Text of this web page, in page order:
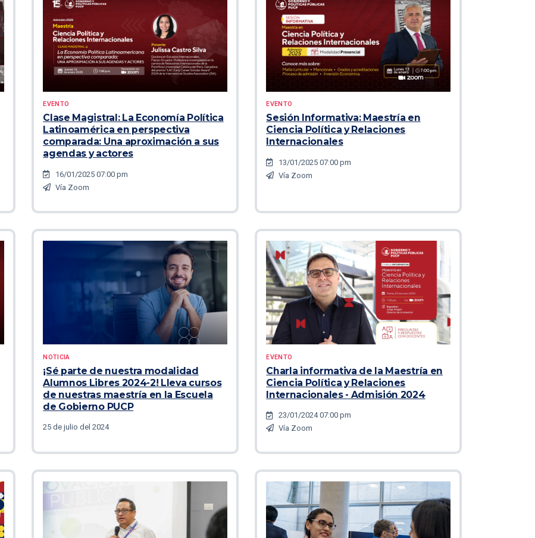
EVENTO
Clase Magistral: La Economía Política
Latinoamérica en perspectiva
comparada: Una aproximación a sus
agendas y actores
16/01/2025 07:00 pm
Vía Zoom
EVENTO
Sesión Informativa: Maestría en
Ciencia Política y Relaciones
Internacionales
13/01/2025 07:00 pm
Vía Zoom
NOTICIA
¡Sé parte de nuestra modalidad
Alumnos Libres 2024-2! Lleva cursos
de nuestras maestría en la Escuela
de Gobierno PUCP
25 de julio del 2024
EVENTO
Charla informativa de la Maestría en
Ciencia Política y Relaciones
Internacionales - Admisión 2024
23/01/2024 07:00 pm
Vía Zoom